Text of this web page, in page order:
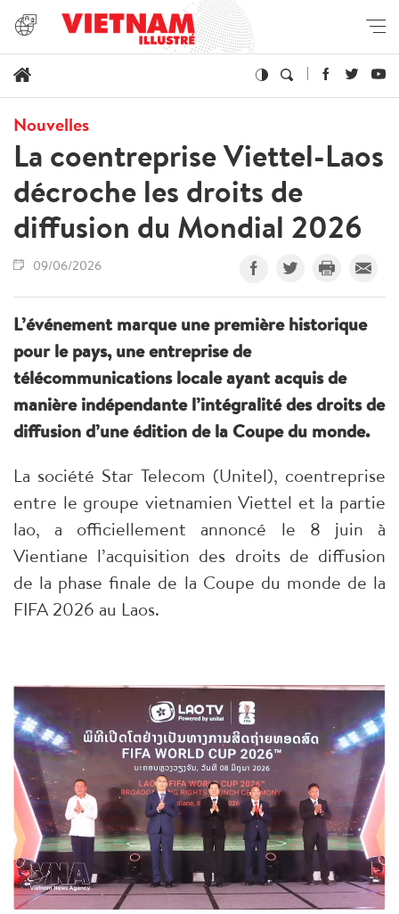
Nouvelles
La coentreprise Viettel-Laos
décroche les droits de
diffusion du Mondial 2026
09/06/2026
L’événement marque une première historique
pour le pays, une entreprise de
télécommunications locale ayant acquis de
manière indépendante l’intégralité des droits de
diffusion d’une édition de la Coupe du monde.
La société Star Telecom (Unitel), coentreprise
entre le groupe vietnamien Viettel et la partie
lao, a officiellement annoncé le 8 juin à
Vientiane l’acquisition des droits de diffusion
de la phase finale de la Coupe du monde de la
FIFA 2026 au Laos.